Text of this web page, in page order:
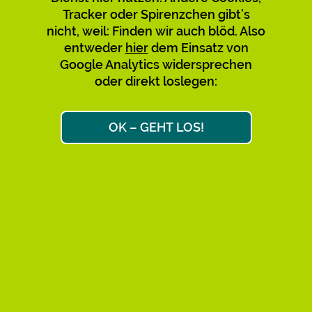
Verwirrung mit den bestehenden
zu vermeiden, empfehlen wir,
diese nicht mehr zu nutzen und zu
teilen. Bitte sagt’s auch den
Max & Max
Tracker oder Spirenzchen gibt’s
nicht, weil: Finden wir auch blöd. Also
entweder hierdem Einsatz von
Google Analytics widersprechen
oder direkt loslegen:
OK – GEHT LOS!